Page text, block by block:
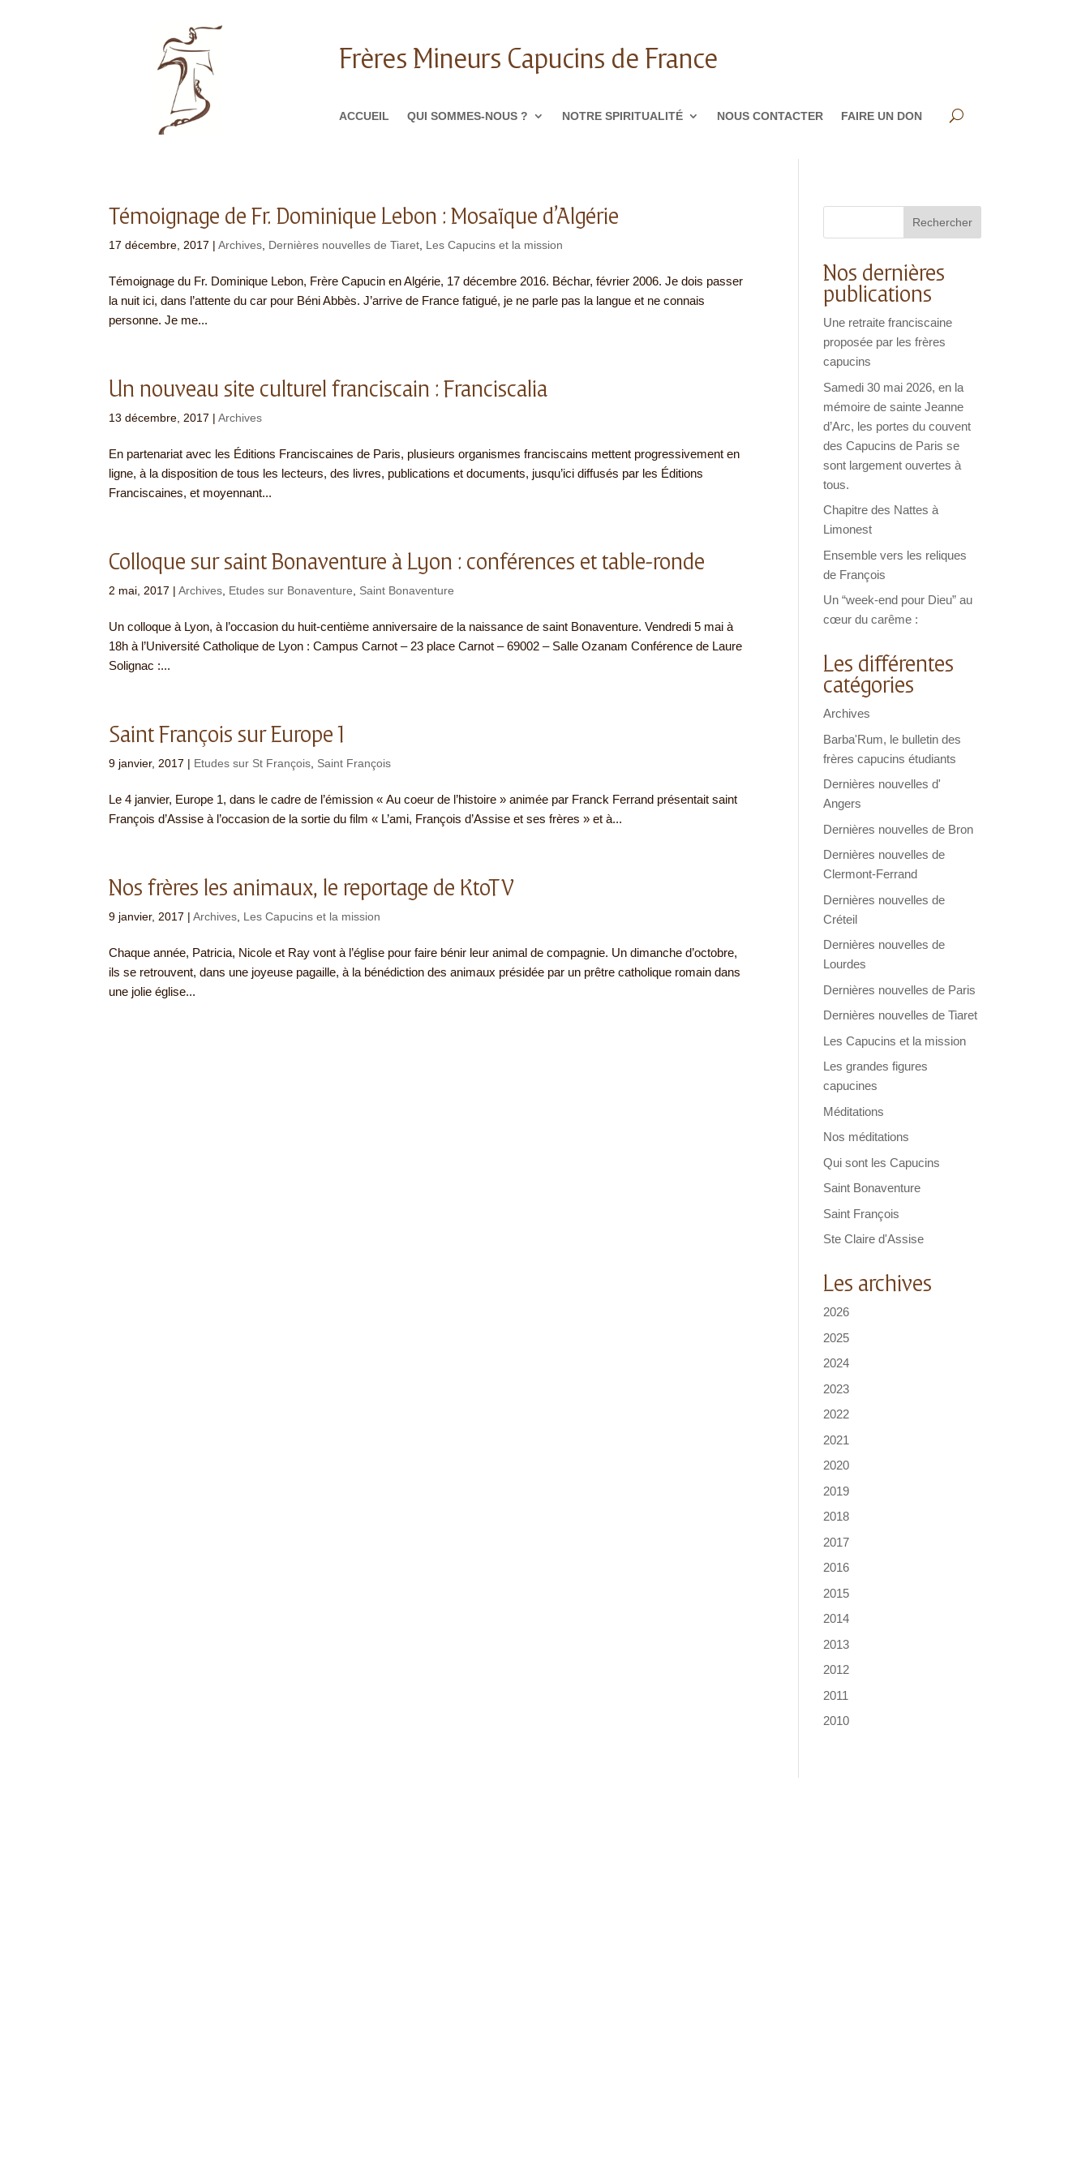
Frères Mineurs Capucins de France
ACCUEIL QUI SOMMES-NOUS ? NOTRE SPIRITUALITÉ NOUS CONTACTER FAIRE UN DON
Témoignage de Fr. Dominique Lebon : Mosaïque d’Algérie
17 décembre, 2017 |Archives Dernières nouvelles de Tiaret Les Capucins et la mission
Témoignage du Fr. Dominique Lebon, Frère Capucin en Algérie, 17 décembre 2016. Béchar, février 2006. Je dois passer
la nuit ici, dans l’attente du car pour Béni Abbès. J’arrive de France fatigué, je ne parle pas la langue et ne connais
personne. Je me...
Un nouveau site culturel franciscain : Franciscalia
13 décembre, 2017 |Archives
En partenariat avec les Éditions Franciscaines de Paris, plusieurs organismes franciscains mettent progressivement en
ligne, à la disposition de tous les lecteurs, des livres, publications et documents, jusqu’ici diffusés par les Éditions
Franciscaines, et moyennant...
Colloque sur saint Bonaventure à Lyon : conférences et table-ronde
2 mai, 2017 |Archives Etudes sur Bonaventure Saint Bonaventure
Un colloque à Lyon, à l’occasion du huit-centième anniversaire de la naissance de saint Bonaventure. Vendredi 5 mai à
18h à l’Université Catholique de Lyon : Campus Carnot – 23 place Carnot – 69002 – Salle Ozanam Conférence de Laure
Solignac :...
Saint François sur Europe 1
9 janvier, 2017 | Etudes sur St François Saint François
Le 4 janvier, Europe 1, dans le cadre de l’émission « Au coeur de l’histoire » animée par Franck Ferrand présentait saint
François d’Assise à l’occasion de la sortie du film « L’ami, François d’Assise et ses frères » et à...
Nos frères les animaux, le reportage de KtoTV
9 janvier, 2017 |Archives Les Capucins et la mission
Chaque année, Patricia, Nicole et Ray vont à l’église pour faire bénir leur animal de compagnie. Un dimanche d’octobre,
ils se retrouvent, dans une joyeuse pagaille, à la bénédiction des animaux présidée par un prêtre catholique romain dans
une jolie église...
Rechercher
Nos dernières
publications
Une retraite franciscaine
proposée par les frères
capucins
Samedi 30 mai 2026, en la
mémoire de sainte Jeanne
d’Arc, les portes du couvent
des Capucins de Paris se
sont largement ouvertes à
tous.
Chapitre des Nattes à
Limonest
Ensemble vers les reliques
de François
Un “week-end pour Dieu” au
cœur du carême :
Les différentes
catégories
Archives
Barba'Rum, le bulletin des
frères capucins étudiants
Dernières nouvelles d'
Angers
Dernières nouvelles de Bron
Dernières nouvelles de
Clermont-Ferrand
Dernières nouvelles de
Créteil
Dernières nouvelles de
Lourdes
Dernières nouvelles de Paris
Dernières nouvelles de Tiaret
Les Capucins et la mission
Les grandes figures
capucines
Méditations
Nos méditations
Qui sont les Capucins
Saint Bonaventure
Saint François
Ste Claire d'Assise
Les archives
2026
2025
2024
2023
2022
2021
2020
2019
2018
2017
2016
2015
2014
2013
2012
2011
2010